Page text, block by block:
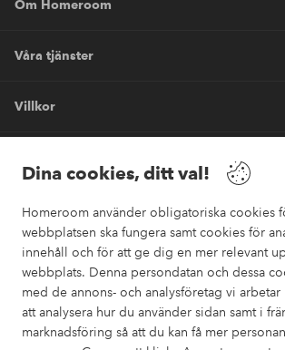
Dina cookies, ditt val!
Homeroom använder obligatoriska cookies
webbplatsen ska fungera samt cookies för
innehåll och för att ge dig en mer relevant
webbplats. Denna persondatan och dessa
med de annons- och analysföretag vi
att analysera hur du använder sidan samt i
marknadsföring så att du kan få mer
Om Homeroom
Våra tjänster
Villkor
Säkra betalningar
Vill du veta mer om våra
elpy